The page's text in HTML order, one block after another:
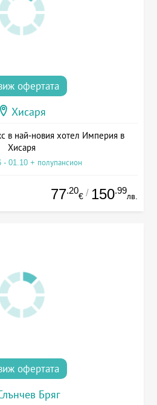
офертата
Хисаря
в най-новия хотел Империя в
Хисаря
- 01.10 + полупансион
77.20
€ / 150.99
лв.
офертата
Бряг